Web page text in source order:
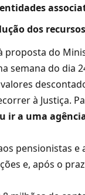
dos
proposta do
semana do dia
à Justiça.
ir a uma
pensionistas
e, após o